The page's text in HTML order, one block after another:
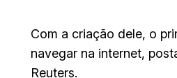
Com a criação dele, o
navegar na internet,
Reuters.